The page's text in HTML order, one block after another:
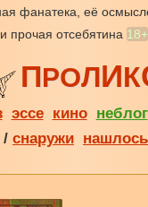
фанатека, её
и прочая отсебятина 18+
ПРОЛИК
эссе кино неблог
/ снаружи нашлось